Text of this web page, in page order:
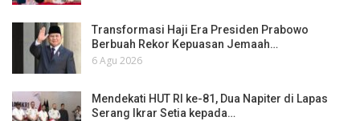
Transformasi Haji Era Presiden Prabowo
Berbuah Rekor Kepuasan Jemaah…
6 Agu 2026
Mendekati HUT RI ke-81, Dua Napiter di Lapas
Serang Ikrar Setia kepada…